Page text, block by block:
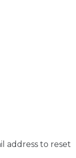
address to reset